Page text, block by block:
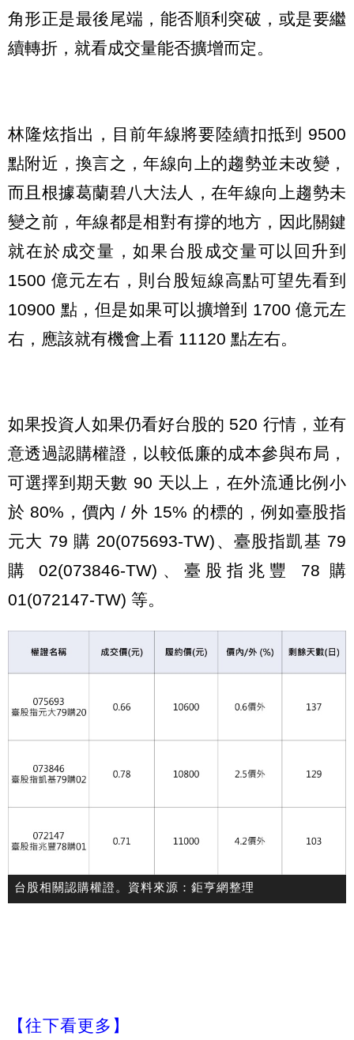
角形正是最後尾端，能否順利突破，或是要繼
續轉折，就看成交量能否擴增而定。
林隆炫指出，目前年線將要陸續扣抵到 9500
點附近，換言之，年線向上的趨勢並未改變，
而且根據葛蘭碧八大法人，在年線向上趨勢未
變之前，年線都是相對有撐的地方，因此關鍵
就在於成交量，如果台股成交量可以回升到
1500 億元左右，則台股短線高點可望先看到
10900 點，但是如果可以擴增到 1700 億元左
右，應該就有機會上看 11120 點左右。
如果投資人如果仍看好台股的 520 行情，並有
意透過認購權證，以較低廉的成本參與布局，
可選擇到期天數 90 天以上，在外流通比例小
於 80%，價內 / 外 15% 的標的，例如臺股指
元大 79 購 20(075693-TW)、臺股指凱基 79
購 02(073846-TW)、臺股指兆豐 78 購
01(072147-TW) 等。
台股相關認購權證。資料來源：鉅亨網整理
【往下看更多】